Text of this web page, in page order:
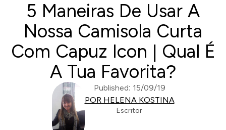
5 Maneiras De Usar A
Nossa Camisola Curta
Com Capuz Icon | Qual É
A Tua Favorita?
Published: 15/09/19
POR HELENA KOSTINA
Escritor